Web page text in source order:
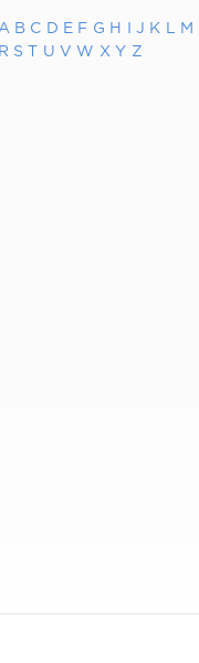
A B C D E F G H J K M
R S U V W X Y Z